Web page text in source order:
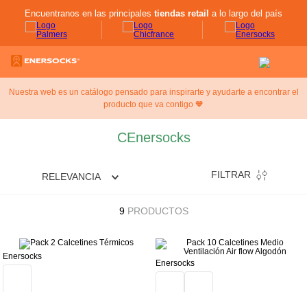
Encuentranos en las principales tiendas retail a lo largo del país
Nuestra web es un catálogo pensado para inspirarte y ayudarte a encontrar el
producto que va contigo 🧡
CEnersocks
RELEVANCIA FILTRAR
9 PRODUCTOS
Enersocks
Enersocks